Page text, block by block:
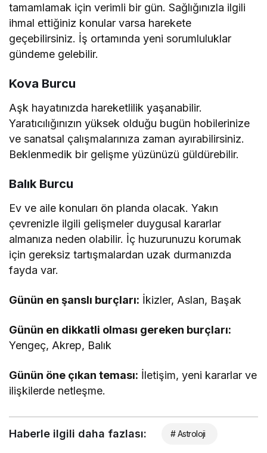
tamamlamak için verimli bir gün. Sağlığınızla ilgili
ihmal ettiğiniz konular varsa harekete
geçebilirsiniz. İş ortamında yeni sorumluluklar
gündeme gelebilir.
Kova Burcu
Aşk hayatınızda hareketlilik yaşanabilir.
Yaratıcılığınızın yüksek olduğu bugün hobilerinize
ve sanatsal çalışmalarınıza zaman ayırabilirsiniz.
Beklenmedik bir gelişme yüzünüzü güldürebilir.
Balık Burcu
Ev ve aile konuları ön planda olacak. Yakın
çevrenizle ilgili gelişmeler duygusal kararlar
almanıza neden olabilir. İç huzurunuzu korumak
için gereksiz tartışmalardan uzak durmanızda
fayda var.
Günün en şanslı burçları: İkizler, Aslan, Başak
Günün en dikkatli olması gereken burçları:
Yengeç, Akrep, Balık
Günün öne çıkan teması: İletişim, yeni kararlar ve
ilişkilerde netleşme.
Haberle ilgili daha fazlası: # Astroloji